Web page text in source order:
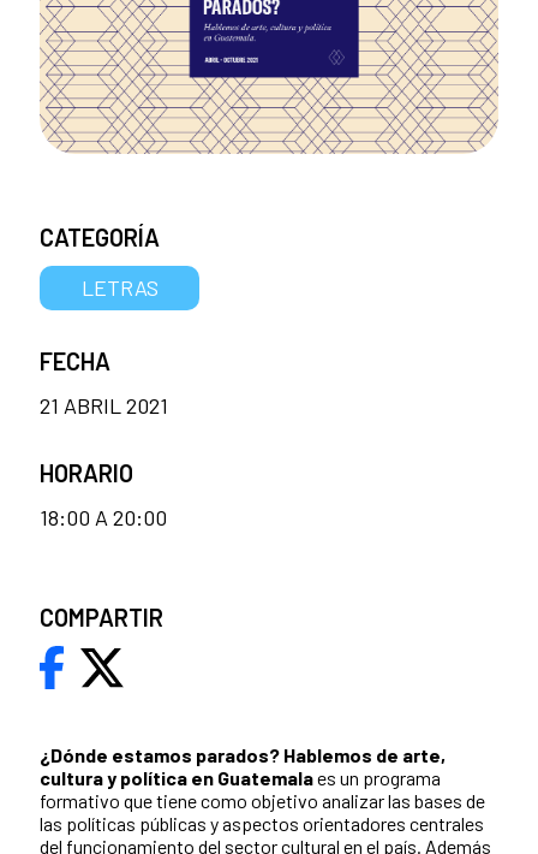
¿Dónde estamos parados? Hablemos de arte,
cultura y política en Guatemalaes un programa
formativo que tiene como objetivo analizar las bases de
las políticas públicas y aspectos orientadores centrales
del funcionamiento del sector cultural en el país. Además
CATEGORÍA
LETRAS
FECHA
21 ABRIL 2021
HORARIO
18:00 A 20:00
COMPARTIR